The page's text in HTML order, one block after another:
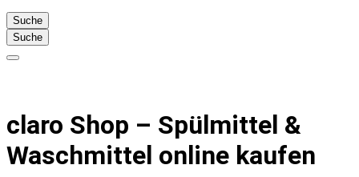
Suche
Suche
claro Shop – Spülmittel &
Waschmittel online kaufen